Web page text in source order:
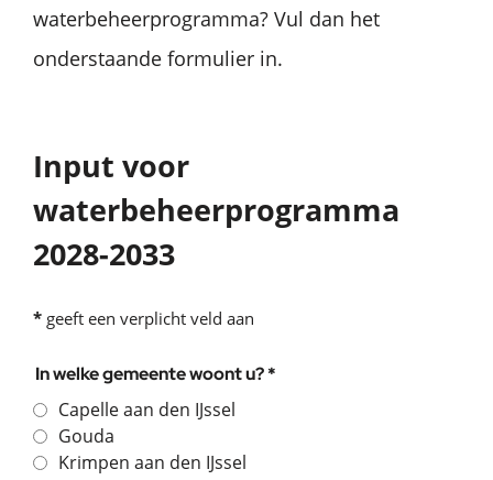
waterbeheerprogramma? Vul dan het
onderstaande formulier in.
Input voor
waterbeheerprogramma
2028-2033
* geeft een verplicht veld aan
In welke gemeente woont u? *
Capelle aan den IJssel
Gouda
Krimpen aan den IJssel